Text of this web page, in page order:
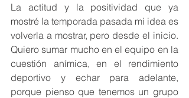
La actitud y la positividad que ya
mostré la temporada pasada mi idea es
volverla a mostrar, pero desde el inicio.
Quiero sumar mucho en el equipo en la
cuestión anímica, en el rendimiento
deportivo y echar para adelante,
porque pienso que tenemos un grupo